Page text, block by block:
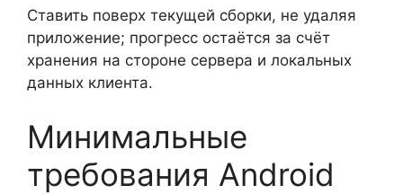
Ставить поверх текущей сборки, не удаляя
приложение; прогресс остаётся за счёт
хранения на стороне сервера и локальных
данных клиента.
Минимальные
требования Android